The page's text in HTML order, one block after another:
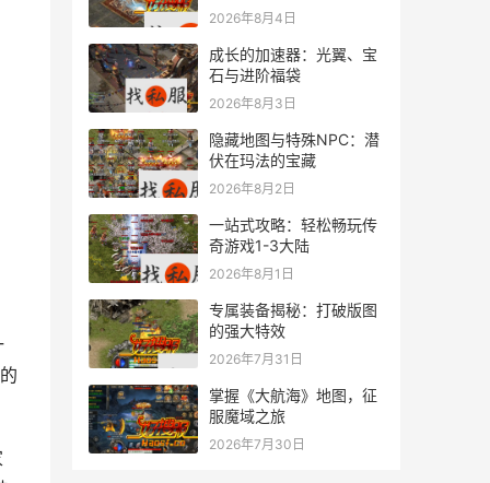
2026年8月4日
成长的加速器：光翼、宝
石与进阶福袋
2026年8月3日
隐藏地图与特殊NPC：潜
伏在玛法的宝藏
2026年8月2日
一站式攻略：轻松畅玩传
奇游戏1-3大陆
2026年8月1日
专属装备揭秘：打破版图
的强大特效
2026年7月31日
掌握《大航海》地图，征
服魔域之旅
2026年7月30日